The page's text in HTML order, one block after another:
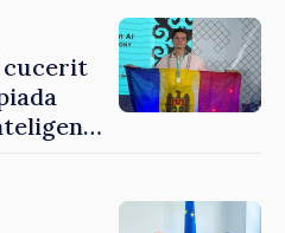
să
dăm o
se
cucerit